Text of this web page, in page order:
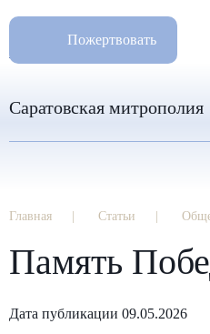
Пожертвовать
8 960 346 31 04
info-sar@mail.ru
Саратовская митрополия
Главная Статьи
Память
Дата публикации 09.05.2026